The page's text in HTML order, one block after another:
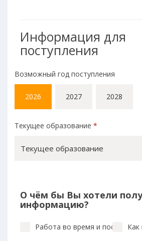
Информация для
поступления
Возможный год поступления
2026 2027 2028
Текущее образование *
Текущее образование
О чём бы Вы хотели
информацию?
Работа во время и после Как